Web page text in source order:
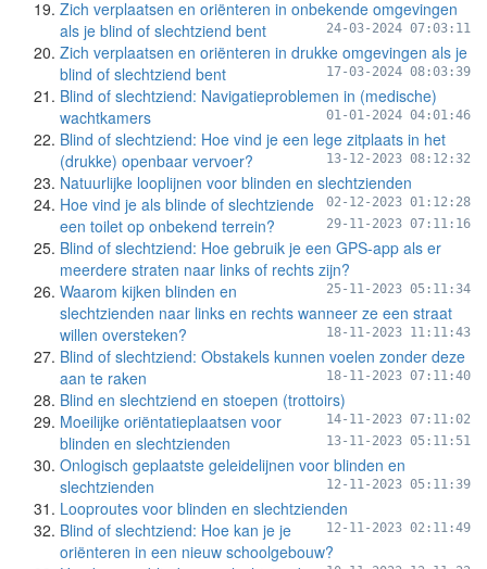
Zich verplaatsen en oriënteren in onbekende omgevingen
als je blind of slechtziend bent
24-03-2024 07:03:11
Zich verplaatsen en oriënteren in drukke omgevingen als je
blind of slechtziend bent
17-03-2024 08:03:39
Blind of slechtziend: Navigatieproblemen in (medische)
wachtkamers
01-01-2024 04:01:46
Blind of slechtziend: Hoe vind je een lege zitplaats in het
(drukke) openbaar vervoer?
13-12-2023 08:12:32
Natuurlijke looplijnen voor blinden en slechtzienden
02-12-2023 01:12:28
Hoe vind je als blinde of slechtziende
een toilet op onbekend terrein?
29-11-2023 07:11:16
Blind of slechtziend: Hoe gebruik je een GPS-app als er
meerdere straten naar links of rechts zijn?
25-11-2023 05:11:34
Waarom kijken blinden en
slechtzienden naar links en rechts wanneer ze een straat
willen oversteken?
18-11-2023 11:11:43
Blind of slechtziend: Obstakels kunnen voelen zonder deze
aan te raken
18-11-2023 07:11:40
Blind en slechtziend en stoepen (trottoirs)
14-11-2023 07:11:02
Moeilijke oriëntatieplaatsen voor
blinden en slechtzienden
13-11-2023 05:11:51
Onlogisch geplaatste geleidelijnen voor blinden en
slechtzienden
12-11-2023 05:11:39
Looproutes voor blinden en slechtzienden
12-11-2023 02:11:49
Blind of slechtziend: Hoe kan je je
oriënteren in een nieuw schoolgebouw?